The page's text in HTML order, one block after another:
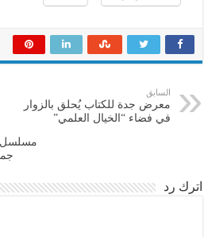
السابق
معرض جدة للكتاب يُحلق بالزوار
في فضاء “الخيال العلمي”
مسلسل
اترك رد